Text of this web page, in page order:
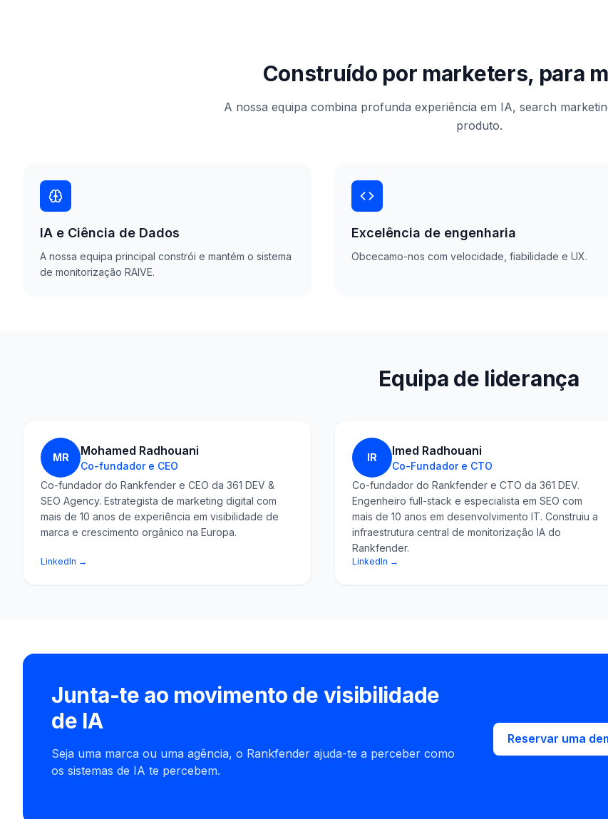
Construído por marketers, para
A nossa equipa combina profunda experiência em IA, search
produto.
IA e Ciência de Dados
A nossa equipa principal constrói e mantém o sistema
de monitorização RAIVE.
Excelência de engenharia
Obcecamo-nos com velocidade, fiabilidade e UX.
Equipa de liderança
MR Mohamed Radhouani
Co-fundador e CEO
Co-fundador do Rankfender e CEO da 361 DEV &
SEO Agency. Estrategista de marketing digital com
mais de 10 anos de experiência em visibilidade de
marca e crescimento orgânico na Europa.
LinkedIn →
IR Imed Radhouani
Co-Fundador e CTO
Co-fundador do Rankfender e CTO da 361 DEV.
Engenheiro full-stack e especialista em SEO com
mais de 10 anos em desenvolvimento IT. Construiu a
infraestrutura central de monitorização IA do
Rankfender.
LinkedIn →
Junta-te ao movimento de visibilidade
de IA
Seja uma marca ou uma agência, o Rankfender ajuda-te a perceber como
os sistemas de IA te percebem.
Reservar uma